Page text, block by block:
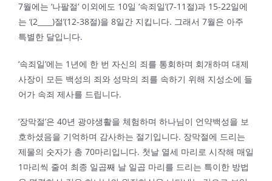
7월에는 ‘나팔절’ 이외에도 10일 ‘속죄일’(7-11절)과 15-22일에
는 ‘(2____)절’(12-38절)을 8일간 지킵니다. 그래서 7월은 아주
특별한 달입니다.
‘속죄일’에는 1년에 한 번 자신의 죄를 통회하며 회개하며 대제
사장이 모든 백성의 죄와 성막의 죄를 속하기 위해 지성소에 들
어가 속죄 제사를 드립니다.
‘장막절’은 40년 광야생활을 체험하며 하나님이 언약백성을 보
호하셨음을 기억하며 감사하는 절기입니다. 장막절에 드리는
제물의 숫자가 총 70마리입니다. 첫날 열세 마리로 시작해 매일
1마리씩 줄여 최종 일곱째 날 일곱 마리를 드리는 특이한 방법